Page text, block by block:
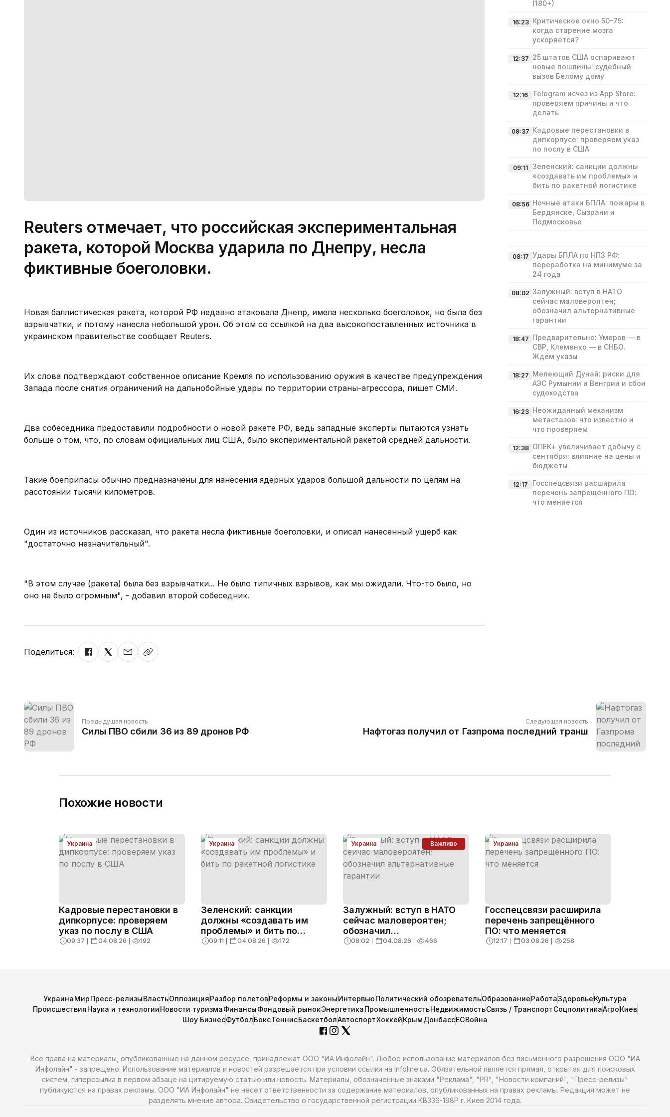
Reuters отмечает, что российская экспериментальная
ракета, которой Москва ударила по Днепру, несла
фиктивные боеголовки.
Новая баллистическая ракета, которой РФ недавно атаковала Днепр, имела несколько боеголовок, но была без
взрывчатки, и потому нанесла небольшой урон. Об этом со ссылкой на два высокопоставленных источника в
украинском правительстве сообщает Reuters.
Их слова подтверждают собственное описание Кремля по использованию оружия в качестве предупреждения
Запада после снятия ограничений на дальнобойные удары по территории страны-агрессора, пишет СМИ.
Два собеседника предоставили подробности о новой ракете РФ, ведь западные эксперты пытаются узнать
больше о том, что, по словам официальных лиц США, было экспериментальной ракетой средней дальности.
Такие боеприпасы обычно предназначены для нанесения ядерных ударов большой дальности по целям на
расстоянии тысячи километров.
Один из источников рассказал, что ракета несла фиктивные боеголовки, и описал нанесенный ущерб как
"достаточно незначительный".
"В этом случае (ракета) была без взрывчатки... Не было типичных взрывов, как мы ожидали. Что-то было, но
оно не было огромным", - добавил второй собеседник.
Поделиться:
(180+)
16:23 Критическое окно 50–75:
когда старение мозга
ускоряется?
12:37 25 штатов США оспаривают
новые пошлины: судебный
вызов Белому дому
12:16
Telegram исчез из App Store:
проверяем причины и что
делать
09:37 Кадровые перестановки в
дипкорпусе: проверяем указ
по послу в США
09:11 Зеленский: санкции должны
«создавать им проблемы» и
бить по ракетной логистике
08:56 Ночные атаки БПЛА: пожары в
Бердянске, Сызрани и
Подмосковье
08:17 Удары БПЛА по НПЗ РФ:
переработка на минимуме за
24 года
08:02 Залужный: вступ в НАТО
сейчас маловероятен;
обозначил альтернативные
гарантии
18:47 Предварительно: Умеров — в
СВР, Клеменко — в СНБО.
Ждём указы
18:27 Мелеющий Дунай: риски для
АЭС Румынии и Венгрии и сбои
судоходства
16:23 Неожиданный механизм
метастазов: что известно и
что проверяем
12:38 ОПЕК+ увеличивает добычу с
сентября: влияние на цены и
бюджеты
12:17
Госспецсвязи расширила
перечень запрещённого ПО:
что меняется
Предыдущая новость
Силы ПВО сбили 36 из 89 дронов РФ
Следующая новость
Нафтогаз получил от Газпрома последний транш
Похожие новости
Украина
Кадровые перестановки в
дипкорпусе: проверяем
указ по послу в США
09:37 ❘ 04.08.26 ❘ 192
Украина
Зеленский: санкции
должны «создавать им
проблемы» и бить по
ракетной логистике
09:11 ❘ 04.08.26 ❘ 172
Украина Важливо
Залужный: вступ в НАТО
сейчас маловероятен;
обозначил
альтернативные гарантии
08:02 ❘ 04.08.26 ❘ 466
Украина
Госспецсвязи расширила
перечень запрещённого
ПО: что меняется
12:17 ❘ 03.08.26 ❘ 258
УкраинаМирПресс-релизыВластьОппозицияРазбор полетовРеформы и законыИнтервьюПолитический обозревательОбразованиеРаботаЗдоровьеКультура
ПроисшествияНаука и технологииНовости туризмаФинансыФондовый рынокЭнергетикаПромышленностьНедвижимостьСвязь / ТранспортСоцполитикаАгроКиев
Шоу БизнесФутболБоксТеннисБаскетболАвтоспортХоккейКрымДонбассЕСВойна
Все права на материалы, опубликованные на данном ресурсе, принадлежат ООО "ИА Инфолайн". Любое использование материалов без письменного разрешения ООО "ИА
Инфолайн" - запрещено. Использование материалов и новостей разрешается при условии ссылки на Infoline.ua. Обязательной является прямая, открытая для поисковых
систем, гиперссылка в первом абзаце на цитируемую статью или новость. Материалы, обозначенные знаками "Реклама", "PR", "Новости компаний", "Пресс-релизы"
публикуются на правах рекламы. ООО "ИА Инфолайн" не несет ответственности за содержание материалов, опубликованных на правах рекламы. Редакция может не
разделять мнение автора. Свидетельство о государственной регистрации КВ336-198Р г. Киев 2014 года.